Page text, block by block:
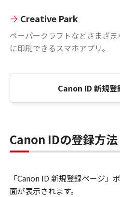
Creative Park
ペーパークラフトなどさまざ
に印刷できるスマホアプリ。
Canon ID 新規登
Canon IDの登録方法
「Canon ID 新規登録ページ」
面が表示されます。